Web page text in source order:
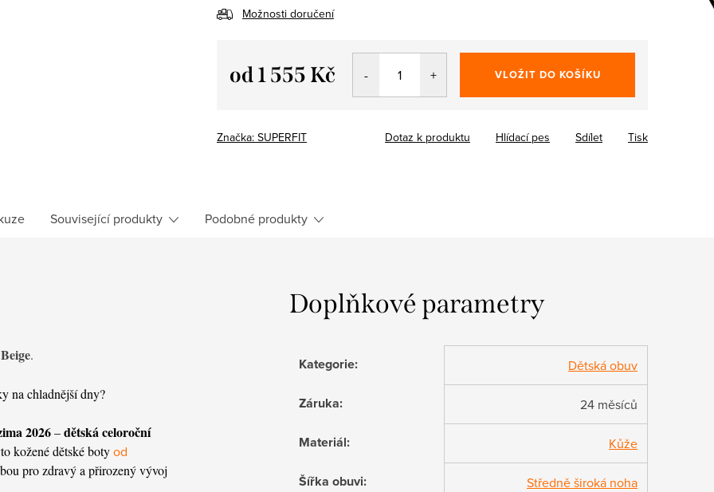
Možnosti doručení
od1 555 Kč VLOŽIT DO KOŠÍKU
Značka: SUPERFIT Tisk
Dotaz k produktu Hlídací pes Sdílet
Související produkty Podobné produkty
.
na chladnější dny?
2026–dětská celoroční
kožené dětské botyod
pro zdravý a přirozený vývoj
Doplňkové parametry
Kategorie: Dětská obuv
Záruka: 24 měsíců
Materiál: Kůže
Šířka obuvi: Středně široká noha